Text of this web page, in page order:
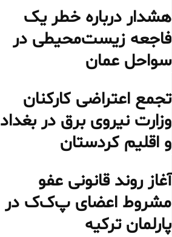
هشدار درباره خطر یک
فاجعه زیست‌محیطی در
سواحل عمان
تجمع اعتراضی کارکنان
وزارت نیروی برق در بغداد
و اقلیم کردستان
آغاز روند قانونی عفو
مشروط اعضای پ‌ک‌ک در
پارلمان ترکیه